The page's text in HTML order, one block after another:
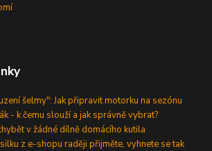
šelmy": Jak připravit motorku na sezónu
- k čemu slouží a jak správně vybrat?
v žádné dílně domácího kutila
z e-shopu raději přijměte, vyhnete se tak